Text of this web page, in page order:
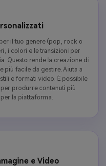
il tuo genere (pop, rock o
i colori e le transizioni per
Questo rende la creazione di
più facile da gestire. Aiuta a
e formati video. È possibile
produrre contenuti più
la piattaforma.
e Video